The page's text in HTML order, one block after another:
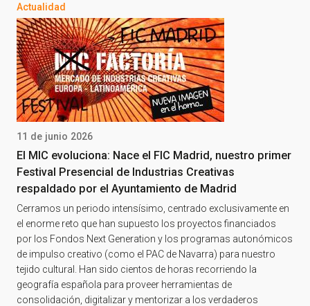
Actualidad
11 de junio 2026
El MIC evoluciona: Nace el FIC Madrid, nuestro primer
Festival Presencial de Industrias Creativas
respaldado por el Ayuntamiento de Madrid
Cerramos un periodo intensísimo, centrado exclusivamente en
el enorme reto que han supuesto los proyectos financiados
por los Fondos Next Generation y los programas autonómicos
de impulso creativo (como el PAC de Navarra) para nuestro
tejido cultural. Han sido cientos de horas recorriendo la
geografía española para proveer herramientas de
consolidación, digitalizar y mentorizar a los verdaderos